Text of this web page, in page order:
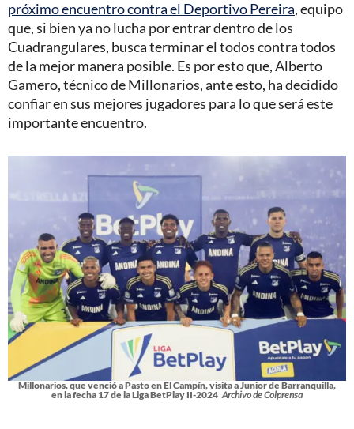
próximo encuentro contra el Deportivo Pereira, equipo
que, si bien ya no lucha por entrar dentro de los
Cuadrangulares, busca terminar el todos contra todos
de la mejor manera posible. Es por esto que, Alberto
Gamero, técnico de Millonarios, ante esto, ha decidido
confiar en sus mejores jugadores para lo que será este
importante encuentro.
Millonarios, que venció a Pasto en El Campín, visita a Junior de Barranquilla,
en la fecha 17 de la Liga BetPlay II-2024 Archivo de Colprensa